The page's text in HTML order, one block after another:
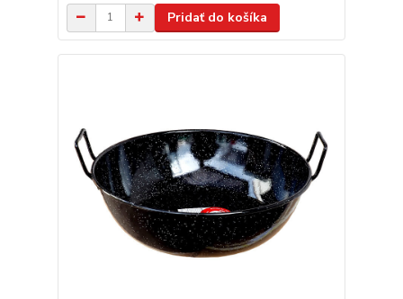
Pridať do košíka